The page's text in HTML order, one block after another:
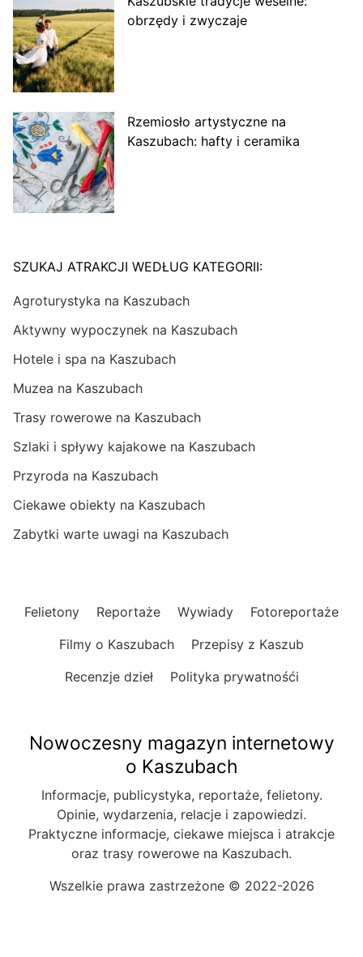
obrzędy i zwyczaje
Rzemiosło artystyczne na
Kaszubach: hafty i ceramika
SZUKAJ ATRAKCJI WEDŁUG KATEGORII:
Agroturystyka na Kaszubach
Aktywny wypoczynek na Kaszubach
Hotele i spa na Kaszubach
Muzea na Kaszubach
Trasy rowerowe na Kaszubach
Szlaki i spływy kajakowe na Kaszubach
Przyroda na Kaszubach
Ciekawe obiekty na Kaszubach
Zabytki warte uwagi na Kaszubach
Felietony Reportaże Wywiady
Fotoreportaże
Filmy o Kaszubach
Przepisy z Kaszub
Recenzje dzieł
Polityka prywatnośći
Nowoczesny magazyn internetowy
o Kaszubach
Informacje, publicystyka, reportaże, felietony.
Opinie, wydarzenia, relacje i zapowiedzi.
Praktyczne informacje, ciekawe miejsca i atrakcje
oraz trasy rowerowe na Kaszubach.
Wszelkie prawa zastrzeżone © 2022-2026